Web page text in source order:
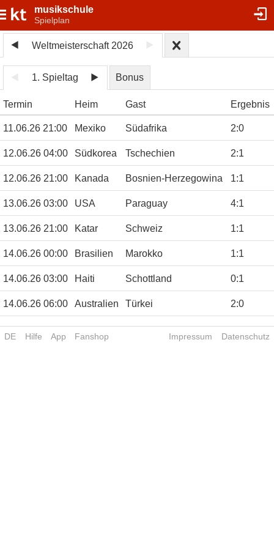
musikschule
Spielplan
Weltmeisterschaft 2026
1. Spieltag Bonus
Termin Heim Gast Ergebnis
11.06.26 21:00 Mexiko Südafrika 2:0
12.06.26 04:00 Südkorea Tschechien 2:1
12.06.26 21:00 Kanada Bosnien-Herzegowina 1:1
13.06.26 03:00 USA Paraguay 4:1
13.06.26 21:00 Katar Schweiz 1:1
14.06.26 00:00 Brasilien Marokko 1:1
14.06.26 03:00 Haiti Schottland 0:1
14.06.26 06:00 Australien Türkei 2:0
DE Hilfe App Fanshop Impressum Datenschutz